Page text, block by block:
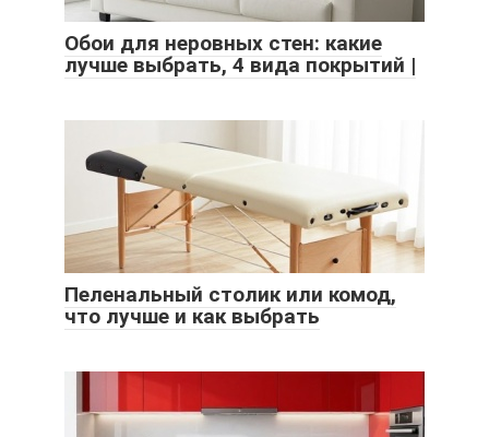
Обои для неровных стен: какие
лучше выбрать, 4 вида покрытий |
Пеленальный столик или комод,
что лучше и как выбрать